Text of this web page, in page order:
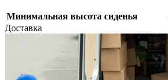
Минимальная высота сиденья
Доставка